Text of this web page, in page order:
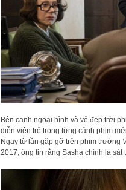
Bên cạnh ngoại hình và vẻ đẹp trời
diễn viên trẻ trong từng cảnh phim
Ngay từ lần gặp gỡ trên phim trường
2017, ông tin rằng Sasha chính là sát